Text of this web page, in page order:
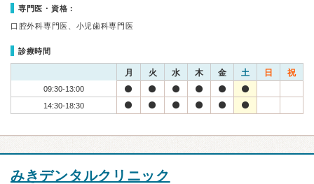
専門医・資格：
口腔外科専門医、小児歯科専門医
診療時間
月 火 水 木 金 土 日 祝
09:30-13:00
14:30-18:30
みきデンタルクリニック